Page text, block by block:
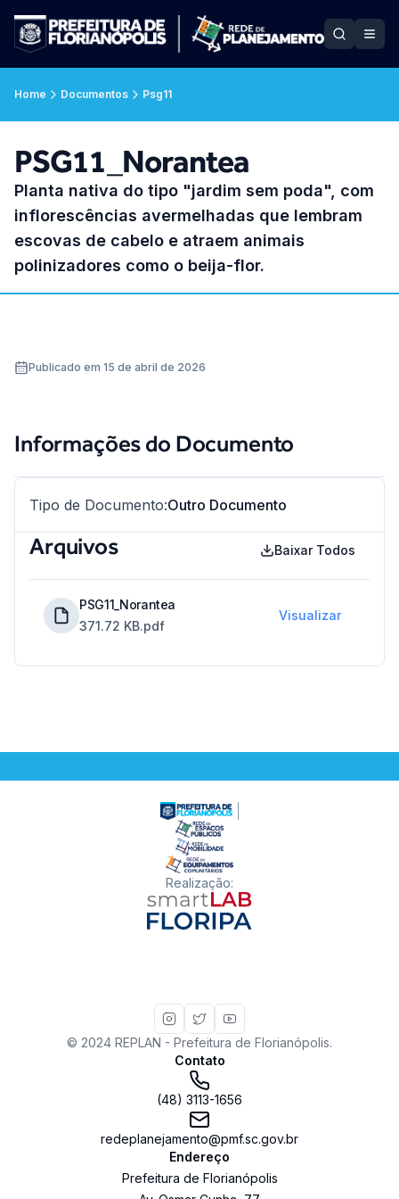
Home Documentos Psg11
PSG11_Norantea
Planta nativa do tipo "jardim sem poda", com
inflorescências avermelhadas que lembram
escovas de cabelo e atraem animais
polinizadores como o beija-flor.
Publicado em 15 de abril de 2026
Informações do Documento
Tipo de Documento:Outro Documento
Arquivos Baixar Todos
PSG11_Norantea
371.72 KB.pdf
Visualizar
Realização:
© 2024 REPLAN - Prefeitura de Florianópolis.
Contato
(48) 3113-1656
redeplanejamento@pmf.sc.gov.br
Endereço
Prefeitura de Florianópolis